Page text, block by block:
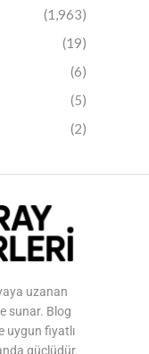
(1,963)
(19)
(6)
(5)
(2)
uzanan
sunar. Blog
uygun fiyatlı
güçlüdür.